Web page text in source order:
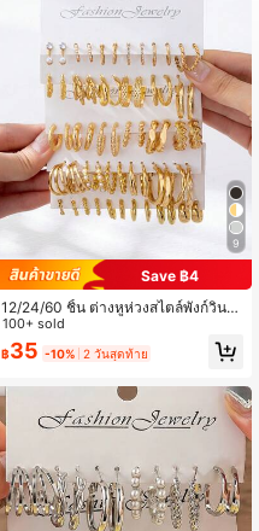
9
Save ฿4
12/24/60 ชิ้น ต่างหูห่วงสไตล์พังก์วินเท
จสำหรับผู้หญิง, สไตล์โบฮีเมียน - สวมใ
ส่ได้หลากหลายในชีวิตประจำวัน
100+ sold
฿35 -10% 2 วันสุดท้าย